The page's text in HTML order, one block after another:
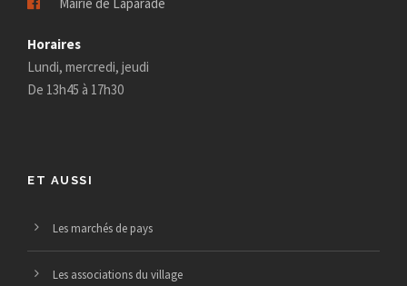
Horaires
Lundi, mercredi, jeudi
De 13h45 à 17h30
ET AUSSI
Les marchés de pays
Les associations du village